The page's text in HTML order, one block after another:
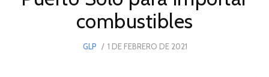
combustibles
GLP
POSTED
1 DE FEBRERO DE 2021